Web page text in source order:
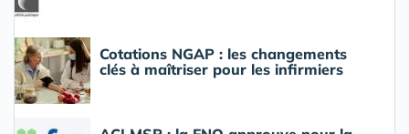
Cotations NGAP : les changements
clés à maîtriser pour les infirmiers